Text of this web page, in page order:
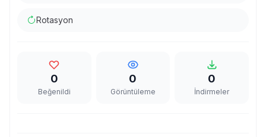
Rotasyon
0
Beğenildi
0
Görüntüleme
0
İndirmeler